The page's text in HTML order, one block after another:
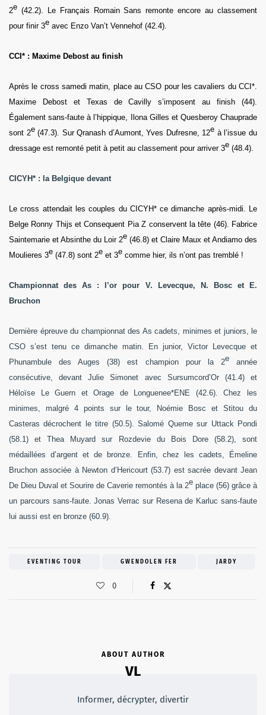
2e (42.2). Le Français Romain Sans remonte encore au classement
pour finir 3e avec Enzo Van’t Vennehof (42.4).
CCI* : Maxime Debost au finish
Après le cross samedi matin, place au CSO pour les cavaliers du CCI*.
Maxime Debost et Texas de Cavilly s’imposent au finish (44).
Également sans-faute à l’hippique, Ilona Gilles et Quesberoy Chauprade
sont 2e (47.3). Sur Qranash d’Aumont, Yves Dufresne, 12e à l’issue du
dressage est remonté petit à petit au classement pour arriver 3e (48.4).
CICYH* : la Belgique devant
Le cross attendait les couples du CICYH* ce dimanche après-midi. Le
Belge Ronny Thijs et Consequent Pia Z conservent la tête (46). Fabrice
Saintemarie et Absinthe du Loir 2e (46.8) et Claire Maux et Andiamo des
Moulieres 3e (47.8) sont 2e et 3e comme hier, ils n’ont pas tremblé !
Championnat des As : l’or pour V. Levecque, N. Bosc et E.
Bruchon
Dernière épreuve du championnat des As cadets, minimes et juniors, le
CSO s’est tenu ce dimanche matin. En junior, Victor Levecque et
Phunambule des Auges (38) est champion pour la 2eannée
consécutive, devant Julie Simonet avec Sursumcord’Or (41.4) et
Héloïse Le Guern et Orage de Longuenee*ENE (42.6). Chez les
minimes, malgré 4 points sur le tour, Noémie Bosc et Stitou du
Casteras décrochent le titre (50.5). Salomé Queme sur Uttack Pondi
(58.1) et Thea Muyard sur Rozdevie du Bois Dore (58.2), sont
médaillées d’argent et de bronze. Enfin, chez les cadets, Émeline
Bruchon associée à Newton d’Hericourt (53.7) est sacrée devant Jean
De Dieu Duval et Sourire de Caverie remontés à la 2e place (56) grâce à
un parcours sans-faute. Jonas Verrac sur Resena de Karluc sans-faute
lui aussi est en bronze (60.9).
EVENTING TOUR GWENDOLEN FER JARDY
0
ABOUT AUTHOR
VL
Informer, décrypter, divertir